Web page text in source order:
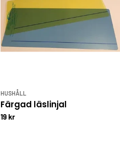
HUSHÅLL
Färgad läslinjal
19 kr